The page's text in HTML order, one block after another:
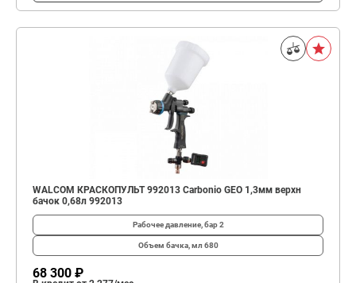
WALCOM КРАСКОПУЛЬТ 992013 Carbonio GEO 1,3мм верхн
бачок 0,68л 992013
Рабочее давление, бар2
Объем бачка, мл 680
68 300 ₽